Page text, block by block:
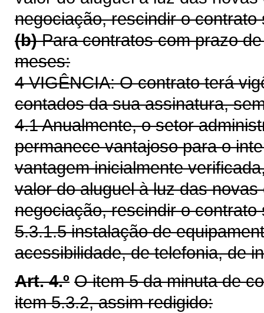
negociação, rescindir o
(b)Para contratos com prazo
meses:
4 VIGÊNCIA: O contrato terá
contados da sua assinatura,
4.1 Anualmente, o setor
permanece vantajoso para o
vantagem inicialmente
valor do aluguel à luz das
negociação, rescindir o
5.3.1.5 instalação de
acessibilidade, de telefonia, de
Art. 4.º O item 5 da minuta de
item 5.3.2, assim redigido: